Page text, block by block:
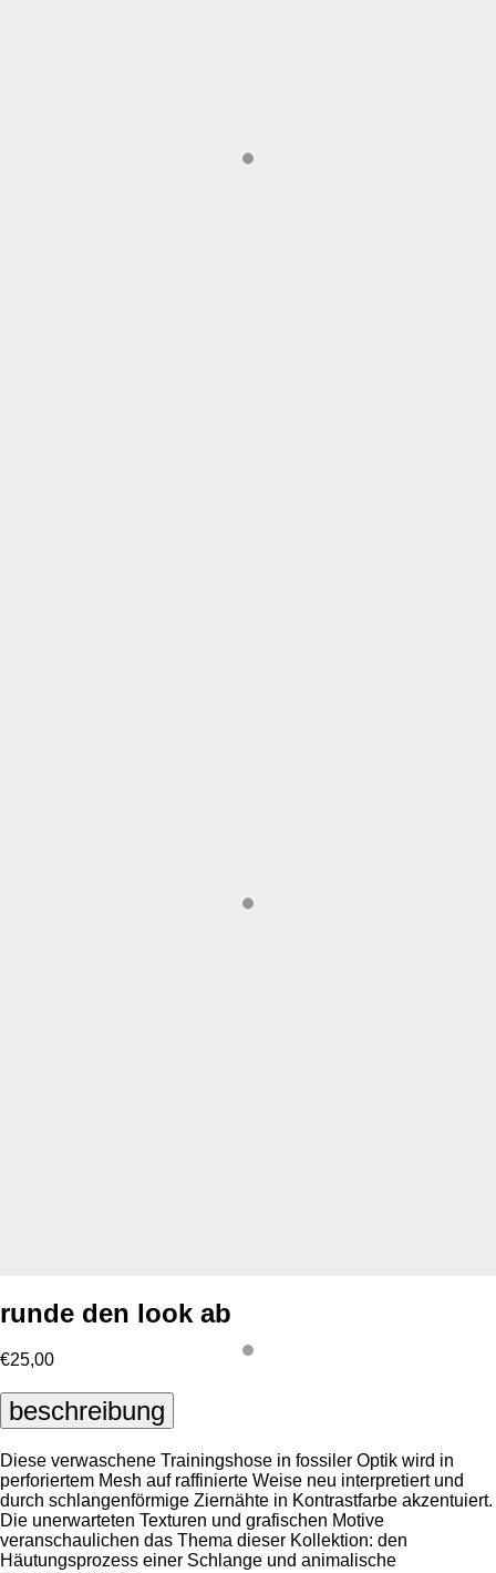
runde den look ab
€25,00
beschreibung
Diese verwaschene Trainingshose in fossiler Optik wird in
perforiertem Mesh auf raffinierte Weise neu interpretiert und
durch schlangenförmige Ziernähte in Kontrastfarbe akzentuiert.
Die unerwarteten Texturen und grafischen Motive
veranschaulichen das Thema dieser Kollektion: den
Häutungsprozess einer Schlange und animalische